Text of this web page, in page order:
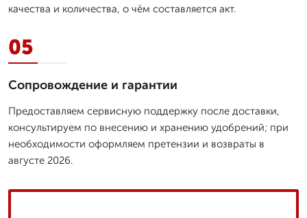
качества и количества, о чём составляется акт.
05
Сопровождение и гарантии
Предоставляем сервисную поддержку после доставки,
консультируем по внесению и хранению удобрений; при
необходимости оформляем претензии и возвраты в
августе 2026.